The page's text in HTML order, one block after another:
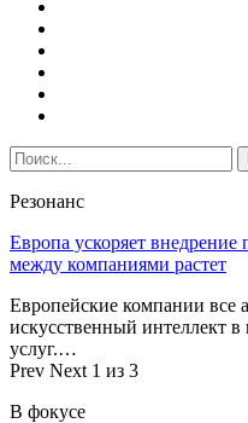
Резонанс
Европа ускоряет
между компаниями растет
Европейские компании все
искусственный интеллект
услуг.…
Prev Next 1 из 3
В фокусе